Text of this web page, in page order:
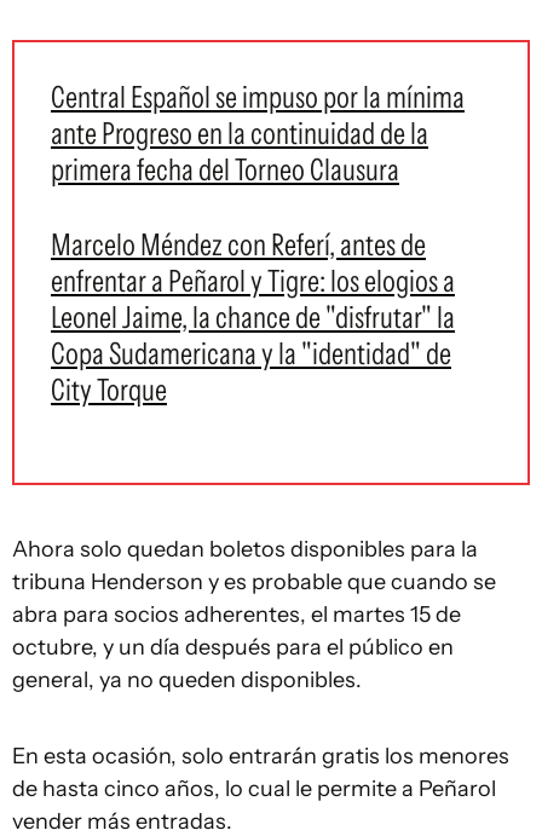
Central Español se impuso por la mínima
ante Progreso en la continuidad de la
primera fecha del Torneo Clausura
Marcelo Méndez con Referí, antes de
enfrentar a Peñarol y Tigre: los elogios a
Leonel Jaime, la chance de "disfrutar" la
Copa Sudamericana y la "identidad" de
City Torque
Ahora solo quedan boletos disponibles para la
tribuna Henderson y es probable que cuando se
abra para socios adherentes, el martes 15 de
octubre, y un día después para el público en
general, ya no queden disponibles.
En esta ocasión, solo entrarán gratis los menores
de hasta cinco años, lo cual le permite a Peñarol
vender más entradas.